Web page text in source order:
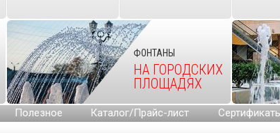
ФОНТАНЫ
НА ГОРОДСКИХ
ПЛОЩАДЯХ
Полезное Каталог/Прайс-лист